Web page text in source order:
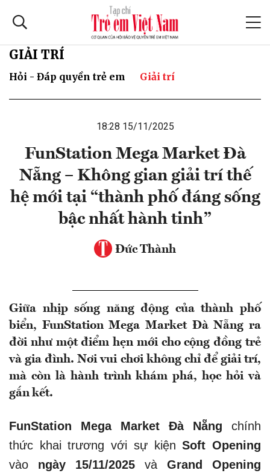
GIẢI TRÍ
Hỏi - Đáp quyền trẻ em Giải trí
18:28 15/11/2025
FunStation Mega Market Đà
Nẵng – Không gian giải trí thế
hệ mới tại “thành phố đáng sống
bậc nhất hành tinh”
Đức Thành
Giữa nhịp sống năng động của thành phố
biển, FunStation Mega Market Đà Nẵng ra
đời như một điểm hẹn mới cho cộng đồng trẻ
và gia đình. Nơi vui chơi không chỉ để giải trí,
mà còn là hành trình khám phá, học hỏi và
gắn kết.
FunStation Mega Market Đà Nẵng chính
thức khai trương với sự kiệnSoft Opening
vào ngày 15/11/2025 và Grand Opening